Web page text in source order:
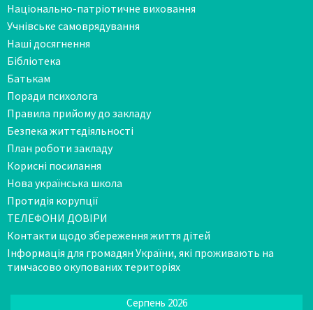
Національно-патріотичне виховання
Учнівське самоврядування
Наші досягнення
Бібліотека
Батькам
Поради психолога
Правила прийому до закладу
Безпека життєдіяльності
План роботи закладу
Корисні посилання
Нова українська школа
Протидія корупції
ТЕЛЕФОНИ ДОВІРИ
Контакти щодо збереження життя дітей
Інформація для громадян України, які проживають на
тимчасово окупованих територіях
Серпень 2026